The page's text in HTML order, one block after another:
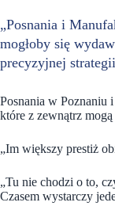
„Posnania i
mogłoby się
precyzyjnej
Posnania w Poznaniu
które z zewnątrz
„Im większy prestiż
„Tu nie chodzi o to,
Czasem wystarczy